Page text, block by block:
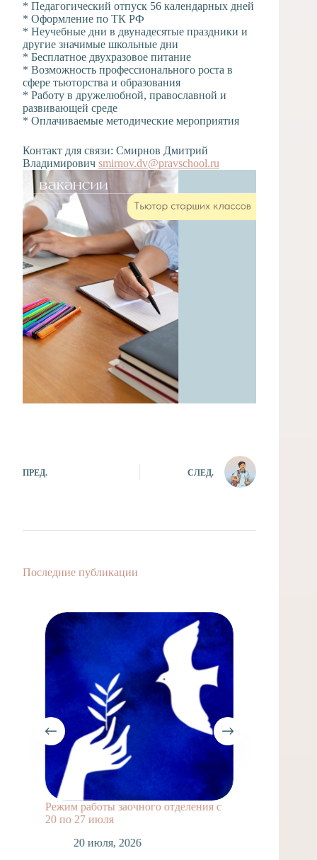
* Педагогический отпуск 56 календарных дней
* Оформление по ТК РФ
* Неучебные дни в двунадесятые праздники и
другие значимые школьные дни
* Бесплатное двухразовое питание
* Возможность профессионального роста в
сфере тьюторства и образования
* Работу в дружелюбной, православной и
развивающей среде
* Оплачиваемые методические мероприятия
Контакт для связи: Смирнов Дмитрий
Владимирович smirnov.dv@pravschool.ru
ПРЕД. СЛЕД.
Последние публикации
Режим работы заочного отделения с
20 по 27 июля
20 июля, 2026